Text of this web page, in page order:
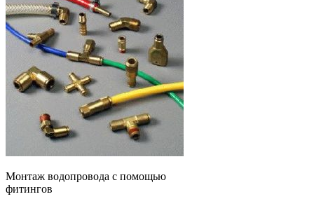
Монтаж водопровода с помощью
фитингов